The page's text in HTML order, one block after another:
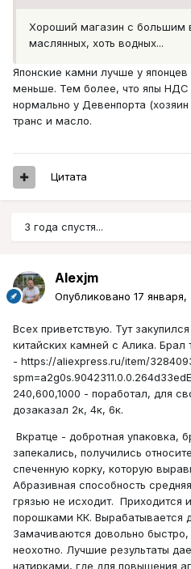
Хороший магазин с большим
маслянных, хоть водных...
Японские камни лучше у
меньше. Тем более, что япы НДС
нормально у Девенпорта
транс и масло.
Цитата
3 года спустя...
Alexjm
Опубликовано 17 января,
Всех приветствую. Тут
китайских камней с Алика. Брал
- https://aliexpress.ru/item/
240,600,1000 - поработал, для
дозаказал 2к, 4к, 6к.
Вкратце - добротная упаковка,
запекались, получились
спеченную корку, которую
Абразивная способность
грязью не исходит. Приходится
порошками КК. Вырабатывается
Замачиваются довольно
неохотно. Лучшие результаты
натирками, где для повышения